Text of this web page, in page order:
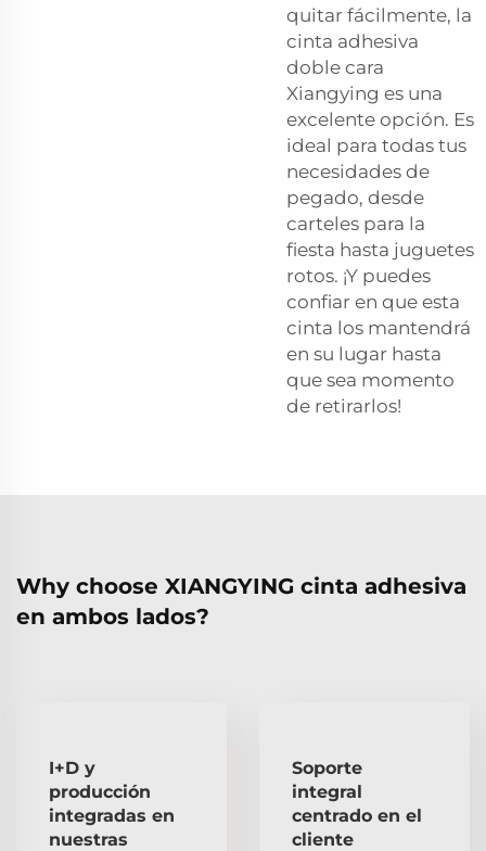
quitar fácilmente, la
cinta adhesiva
doble cara
Xiangying es una
excelente opción. Es
ideal para todas tus
necesidades de
pegado, desde
carteles para la
fiesta hasta juguetes
rotos. ¡Y puedes
confiar en que esta
cinta los mantendrá
en su lugar hasta
que sea momento
de retirarlos!
Why choose XIANGYING cinta adhesiva
en ambos lados?
I+D y
producción
integradas en
nuestras
Soporte
integral
centrado en el
cliente